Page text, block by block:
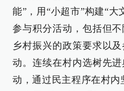
能”，用“小超市”构建“大
参与积分活动，包括但不
乡村振兴的政策要求以
动。连续在村内选树先
动，通过民主程序在村内